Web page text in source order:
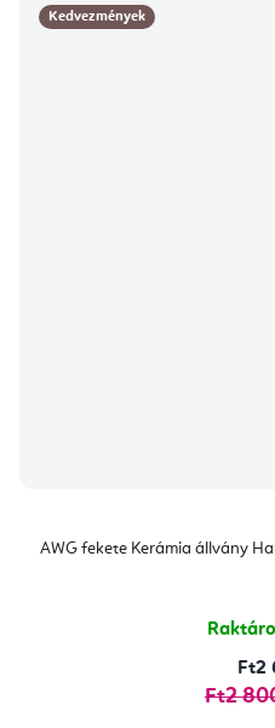
Kedvezmények
AWG fekete Kerámia állvány
Ft2
Ft2